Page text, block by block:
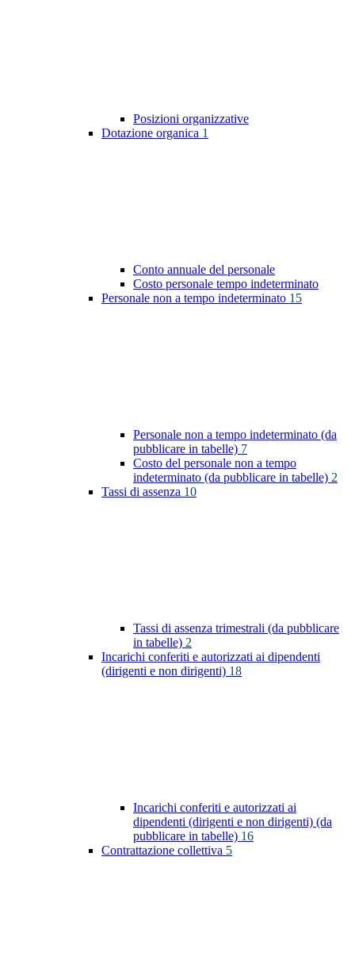
Posizioni organizzative
Dotazione organica 1
Conto annuale del personale
Costo personale tempo indeterminato
Personale non a tempo indeterminato 15
Personale non a tempo indeterminato (da
pubblicare in tabelle) 7
Costo del personale non a tempo
indeterminato (da pubblicare in tabelle) 2
Tassi di assenza 10
Tassi di assenza trimestrali (da pubblicare
in tabelle) 2
Incarichi conferiti e autorizzati ai dipendenti
(dirigenti e non dirigenti) 18
Incarichi conferiti e autorizzati ai
dipendenti (dirigenti e non dirigenti) (da
pubblicare in tabelle) 16
Contrattazione collettiva 5